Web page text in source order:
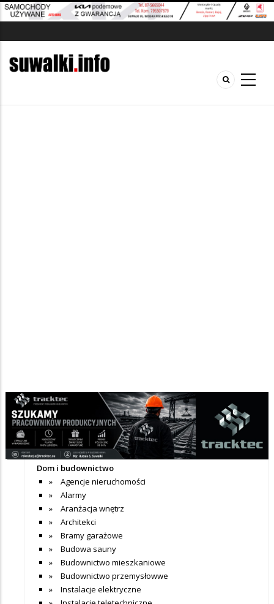
Nie dodano jeszcze wpisów do tej kategorii
+ Dodaj wpis
Katalog firm
Dom i budownictwo
Agencje nieruchomości
Alarmy
Aranżacja wnętrz
Architekci
Bramy garażowe
Budowa sauny
Budownictwo mieszkaniowe
Budownictwo przemysłowwe
Instalacje elektryczne